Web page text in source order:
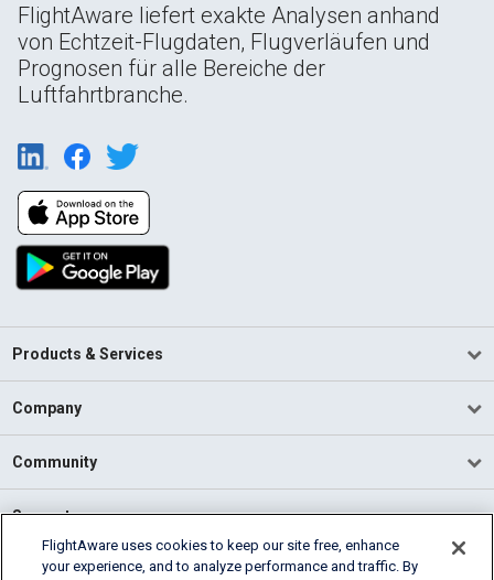
FlightAware liefert exakte Analysen anhand
von Echtzeit-Flugdaten, Flugverläufen und
Prognosen für alle Bereiche der
Luftfahrtbranche.
Products & Services
Company
Community
Support
English (USA)
FlightAware uses cookies to keep our site free, enhance
your experience, and to analyze performance and traffic. By